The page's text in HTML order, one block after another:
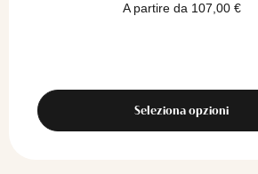
A partire da 107,00 €
Seleziona opzioni